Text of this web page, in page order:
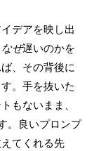
デアを映し出
なぜ遅いのかを
、その背後に
。手を抜いた
もないまま、
。良いプロンプ
てくれる先